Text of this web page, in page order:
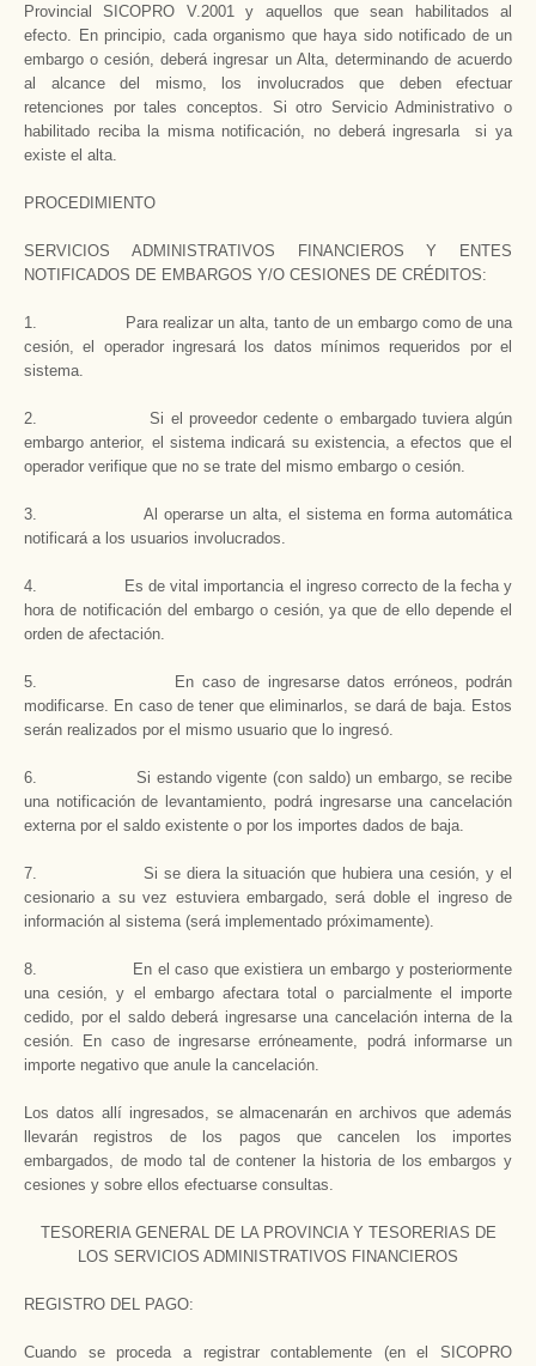
Provincial SICOPRO V.2001 y aquellos que sean habilitados al
efecto. En principio, cada organismo que haya sido notificado de un
embargo o cesión, deberá ingresar un Alta, determinando de acuerdo
al alcance del mismo, los involucrados que deben efectuar
retenciones por tales conceptos. Si otro Servicio Administrativo o
habilitado reciba la misma notificación, no deberá ingresarla si ya
existe el alta.
PROCEDIMIENTO
SERVICIOS ADMINISTRATIVOS FINANCIEROS Y ENTES
NOTIFICADOS DE EMBARGOS Y/O CESIONES DE CRÉDITOS:
1. Para realizar un alta, tanto de un embargo como de una
cesión, el operador ingresará los datos mínimos requeridos por el
sistema.
2. Si el proveedor cedente o embargado tuviera algún
embargo anterior, el sistema indicará su existencia, a efectos que el
operador verifique que no se trate del mismo embargo o cesión.
3. Al operarse un alta, el sistema en forma automática
notificará a los usuarios involucrados.
4. Es de vital importancia el ingreso correcto de la fecha y
hora de notificación del embargo o cesión, ya que de ello depende el
orden de afectación.
5. En caso de ingresarse datos erróneos, podrán
modificarse. En caso de tener que eliminarlos, se dará de baja. Estos
serán realizados por el mismo usuario que lo ingresó.
6. Si estando vigente (con saldo) un embargo, se recibe
una notificación de levantamiento, podrá ingresarse una cancelación
externa por el saldo existente o por los importes dados de baja.
7. Si se diera la situación que hubiera una cesión, y el
cesionario a su vez estuviera embargado, será doble el ingreso de
información al sistema (será implementado próximamente).
8. En el caso que existiera un embargo y posteriormente
una cesión, y el embargo afectara total o parcialmente el importe
cedido, por el saldo deberá ingresarse una cancelación interna de la
cesión. En caso de ingresarse erróneamente, podrá informarse un
importe negativo que anule la cancelación.
Los datos allí ingresados, se almacenarán en archivos que además
llevarán registros de los pagos que cancelen los importes
embargados, de modo tal de contener la historia de los embargos y
cesiones y sobre ellos efectuarse consultas.
TESORERIA GENERAL DE LA PROVINCIA Y TESORERIAS DE
LOS SERVICIOS ADMINISTRATIVOS FINANCIEROS
REGISTRO DEL PAGO:
Cuando se proceda a registrar contablemente (en el SICOPRO